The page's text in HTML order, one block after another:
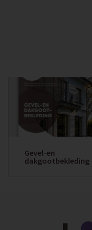
Gevel-en
dakgootbekleding